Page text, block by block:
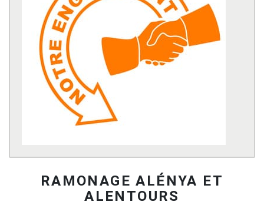
RAMONAGE ALÉNYA ET
ALENTOURS